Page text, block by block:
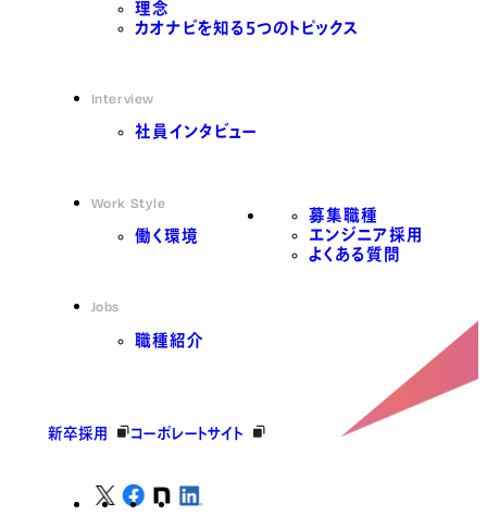
理念
カオナビを知る5つのトピックス
Interview
社員インタビュー
Work Style
働く環境
Jobs
職種紹介
募集職種
エンジニア採用
よくある質問
新卒採用 コーポレートサイト